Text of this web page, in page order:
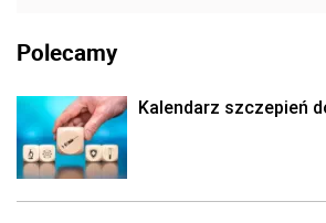
Polecamy
Kalendarz szczepień